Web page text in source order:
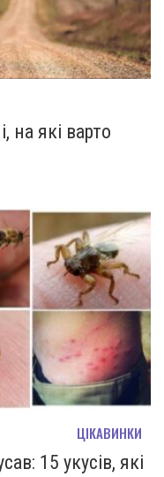
на які варто
ЦІКАВИНКИ
15 укусів, які